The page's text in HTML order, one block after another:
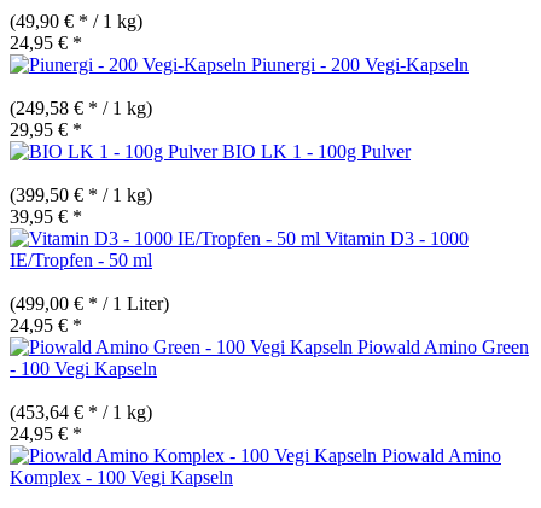
(49,90 € * / 1 kg)
24,95 € *
Piunergi - 200 Vegi-Kapseln
(249,58 € * / 1 kg)
29,95 € *
BIO LK 1 - 100g Pulver
(399,50 € * / 1 kg)
39,95 € *
Vitamin D3 - 1000
IE/Tropfen - 50 ml
(499,00 € * / 1 Liter)
24,95 € *
Piowald Amino Green
- 100 Vegi Kapseln
(453,64 € * / 1 kg)
24,95 € *
Piowald Amino
Komplex - 100 Vegi Kapseln